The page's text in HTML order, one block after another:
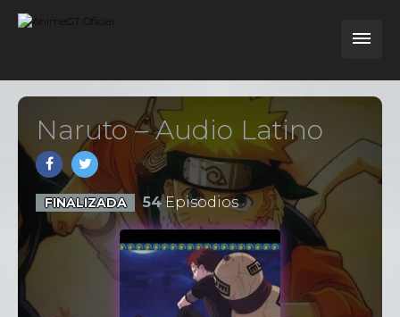
Naruto – Audio Latino
FINALIZADA 54Episodios